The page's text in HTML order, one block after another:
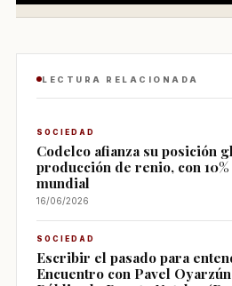
LECTURA RELACIONADA
SOCIEDAD
Codelco afianza su posición
producción de renio, con
mundial
16/06/2026
SOCIEDAD
Escribir el pasado para
Encuentro con Pavel